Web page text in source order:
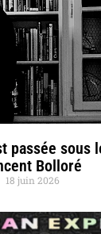
passée sous
Bolloré
18 juin 2026